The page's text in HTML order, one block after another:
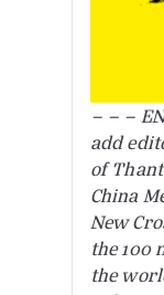
– – –
add
of
China
New
the 100
the